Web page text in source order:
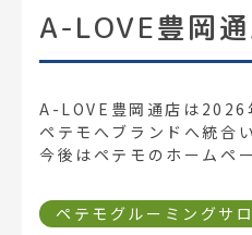
A-LOVE豊岡
A-LOVE豊岡通店は2026
ペテモへブランドへ統合
今後はペテモのホームペ
ペテモグルーミングサ